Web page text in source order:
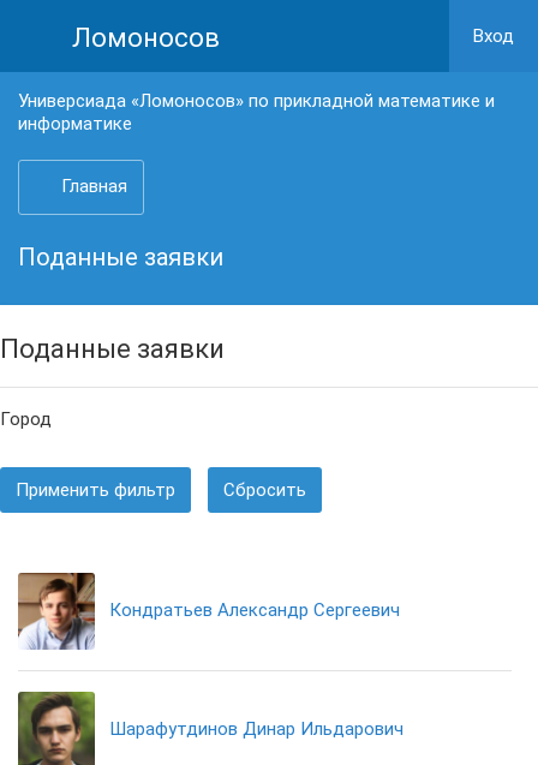
Ломоносов Вход
Универсиада «Ломоносов» по прикладной математике и
информатике
Главная
Поданные заявки
Поданные заявки
Город
Применить фильтр Сбросить
Кондратьев Александр Сергеевич
Шарафутдинов Динар Ильдарович